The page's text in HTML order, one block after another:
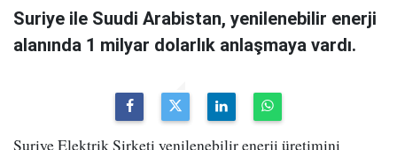
Suriye ile Suudi Arabistan, yenilenebilir enerji
alanında 1 milyar dolarlık anlaşmaya vardı.
Suriye Elektrik Şirketi yenilenebilir enerji üretimini